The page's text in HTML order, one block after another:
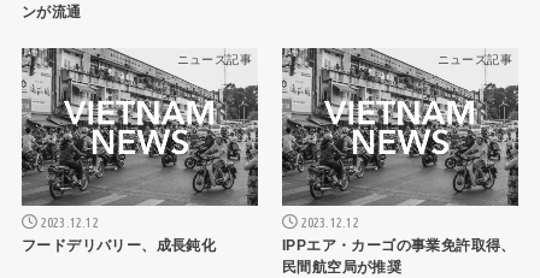
ンが流通
ニュース記事
2023.12.12
フードデリバリー、成長鈍化
ニュース記事
2023.12.12
IPPエア・カーゴの事業免許取得、
民間航空局が推奨